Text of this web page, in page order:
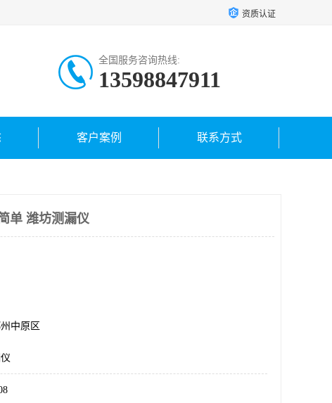
资质认证
全国服务咨询热线:
13598847911
客户案例 联系方式
单 潍坊测漏仪
中原区